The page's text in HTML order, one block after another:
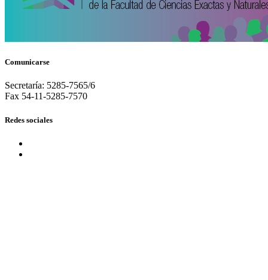
Comunicarse
Secretaría: 5285-7565/6
Fax 54-11-5285-7570
Redes sociales